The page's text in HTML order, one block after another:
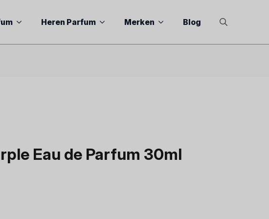
Heren Parfum Merken
Blog
Eau de Parfum 30ml